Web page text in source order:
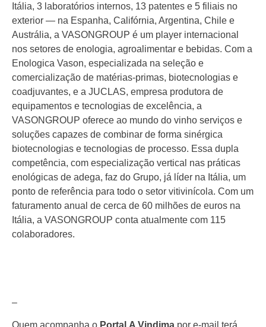
Itália, 3 laboratórios internos, 13 patentes e 5 filiais no
exterior — na Espanha, Califórnia, Argentina, Chile e
Austrália, a VASONGROUP é um player internacional
nos setores de enologia, agroalimentar e bebidas. Com a
Enologica Vason, especializada na seleção e
comercialização de matérias-primas, biotecnologias e
coadjuvantes, e a JUCLAS, empresa produtora de
equipamentos e tecnologias de excelência, a
VASONGROUP oferece ao mundo do vinho serviços e
soluções capazes de combinar de forma sinérgica
biotecnologias e tecnologias de processo. Essa dupla
competência, com especialização vertical nas práticas
enológicas de adega, faz do Grupo, já líder na Itália, um
ponto de referência para todo o setor vitivinícola. Com um
faturamento anual de cerca de 60 milhões de euros na
Itália, a VASONGROUP conta atualmente com 115
colaboradores.
–